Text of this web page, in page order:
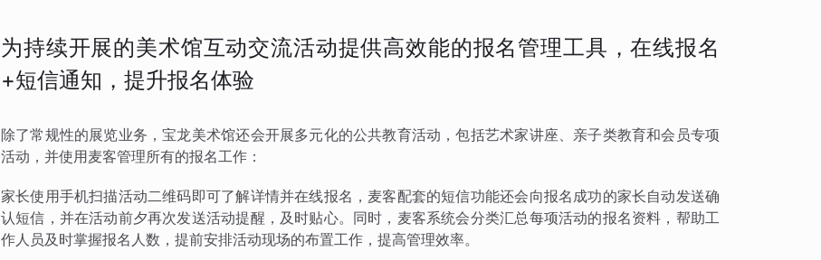
为持续开展的美术馆互动交流活动提供高效能的报名管理工具，在线报名
+短信通知，提升报名体验
除了常规性的展览业务，宝龙美术馆还会开展多元化的公共教育活动，包括艺术家讲座、亲子类教育和会员专项
活动，并使用麦客管理所有的报名工作：
家长使用手机扫描活动二维码即可了解详情并在线报名，麦客配套的短信功能还会向报名成功的家长自动发送确
认短信，并在活动前夕再次发送活动提醒，及时贴心。同时，麦客系统会分类汇总每项活动的报名资料，帮助工
作人员及时掌握报名人数，提前安排活动现场的布置工作，提高管理效率。